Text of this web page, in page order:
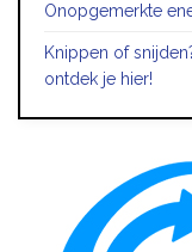
Onopgemerkte
Knippen of
ontdek je hier!